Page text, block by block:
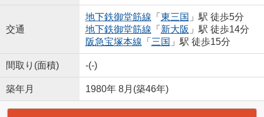
交通
地下鉄御堂筋線 「 東三国 」駅 徒歩5分
地下鉄御堂筋線 「 新大阪 」駅 徒歩14分
阪急宝塚本線 「 三国 」駅 徒歩15分
間取り(面積) -(-)
築年月 1980年 8月(築46年)